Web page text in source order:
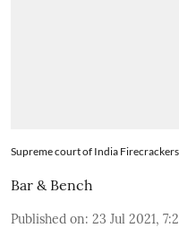
Supreme court of India Firecrackers
Bar & Bench
Published on: 23 Jul 2021,